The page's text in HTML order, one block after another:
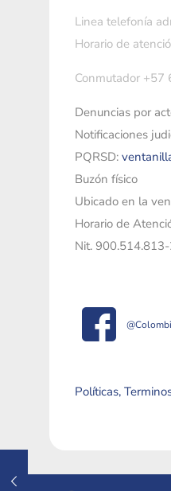
Linea telefonía
Horario de
Conmutador
Denuncias por
Notificaciones
PQRSD:
Buzón físico
Ubicado en la
Horario de
Nit.
Políticas,